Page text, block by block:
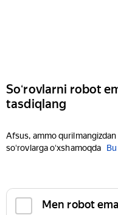
Soʻrovlarni robot
tasdiqlang
Afsus, ammo
soʻrovlarga oʻxshamoqda
Men robot